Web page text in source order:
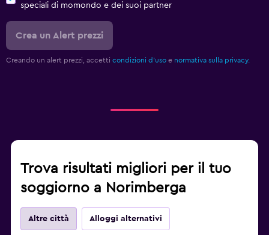
speciali di momondo e dei suoi partner
Crea un Alert prezzi
Creando un alert prezzi, accetti condizioni d'uso e normativa sulla privacy.
Trova risultati migliori per il tuo
soggiorno a Norimberga
Altre città Alloggi alternativi